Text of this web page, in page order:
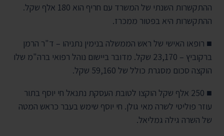
ההתקשרות השנתי של המשרד עם חריף הוא 180 אלף שקל.
ההתקשרות היא בפטור ממכרז.
■ רופאו האישי של ראש הממשלה בנימין נתניהו – ד"ר הרמן
ברקוביץ – 23,170 שקל. מדובר ביישום נוהל רפואי ברה"מ שלו
הוקצה סכום מסגרת כולל של 59,160 שקל.
■ 250 אלף שקל הוקצו לטובת העסקת נתנאל חי יוסף בתור
עוזר פוליטי לשרה מאי גולן. חי יוסף שימש בעבר כראש המטה
של השרה גילה גמליאל.